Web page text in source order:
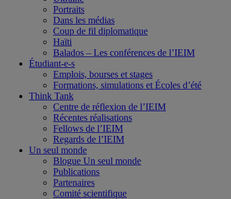
Portraits
Dans les médias
Coup de fil diplomatique
Haïti
Balados – Les conférences de l’IEIM
Étudiant-e-s
Emplois, bourses et stages
Formations, simulations et Écoles d’été
Think Tank
Centre de réflexion de l’IEIM
Récentes réalisations
Fellows de l’IEIM
Regards de l’IEIM
Un seul monde
Blogue Un seul monde
Publications
Partenaires
Comité scientifique